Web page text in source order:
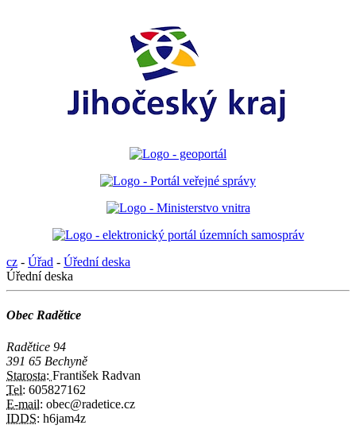
cz - Úřad - Úřední deska
Úřední deska
Obec Radětice
Radětice 94
391 65 Bechyně
Starosta: František Radvan
Tel: 605827162
E-mail: obec@radetice.cz
IDDS: h6jam4z